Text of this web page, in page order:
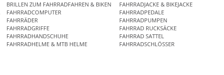
BIKE
BRILLEN ZUM FAHRRADFAHREN & BIKEN
FAHRRADCOMPUTER
FAHRRÄDER
FAHRRADGRIFFE
FAHRRADHANDSCHUHE
FAHRRADHELME & MTB HELME
FAHRRADJACKE & BIKEJACKE
FAHRRADPEDALE
FAHRRADPUMPEN
FAHRRAD RUCKSÄCKE
FAHRRAD SATTEL
FAHRRADSCHLÖSSER